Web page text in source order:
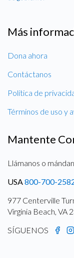
Más
Dona ahora
Contáctanos
Política de
Términos de uso y
Mantente
Llámanos o
USA800-700-
977 Centerville
Virginia Beach, VA
SÍGUENOS